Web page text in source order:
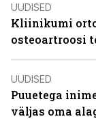
UUDISED
Kliinikumi
osteoartroosi
UUDISED
Puuetega
väljas oma